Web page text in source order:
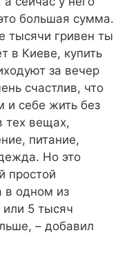
большая сумма.
тысячи гривен ты
в Киеве, купить
за вечер
счастлив, что
и себе жить без
тех вещах,
питание,
Но это
простой
в одном из
или 5 тысяч
– добавил